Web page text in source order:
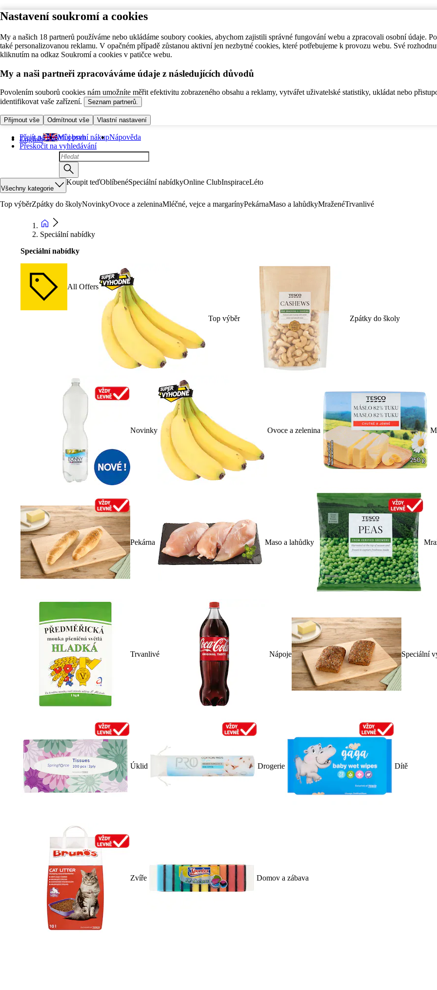
Nastavení soukromí a cookies
My a našich 18 partnerů používáme nebo ukládáme soubory cookies, abychom zajistili správné fungování webu a zpracovali osobní údaje.
také personalizovanou reklamu. V opačném případě zůstanou aktivní jen nezbytné cookies, které potřebujeme k provozu webu. Své
kliknutím na odkaz Soukromí a cookies v patičce webu.
My a naši partneři zpracováváme údaje z následujících důvodů
Povolením souborů cookies nám umožníte měřit efektivitu zobrazeného obsahu a reklamy, vytvářet uživatelské statistiky, ukládat nebo
identifikovat vaše zařízení.
Seznam partnerů.
Přijmout vše Odmítnout vše Vlastní nastavení
Přejít na hlavní obsah
Přeskočit na vyhledávání
English Můj první nákupNápověda
Všechny kategorie
Koupit teďOblíbenéSpeciální nabídkyOnline ClubInspiraceLéto
Top výběrZpátky do školyNovinkyOvoce a zeleninaMléčné, vejce a margarínyPekárnaMaso a lahůdkyMraženéTrvanlivé
Speciální nabídky
Speciální nabídky
All Offers
Top výběr Zpátky do školy
Novinky Ovoce a zelenina
Pekárna Maso a lahůdky
Trvanlivé Nápoje Speciální
Úklid Drogerie Dítě
Zvíře Domov a zábava